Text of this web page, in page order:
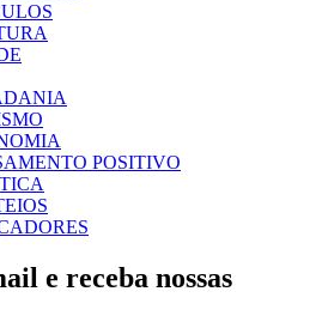
POSITIVO
e receba nossas